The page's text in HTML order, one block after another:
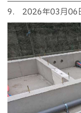
9. 2026年03月06